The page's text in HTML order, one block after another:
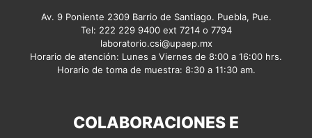
Av. 9 Poniente 2309 Barrio de Santiago. Puebla, Pue.
Tel: 222 229 9400 ext 7214 o 7794
laboratorio.csi@upaep.mx
Horario de atención: Lunes a Viernes de 8:00 a 16:00 hrs.
Horario de toma de muestra: 8:30 a 11:30 am.
COLABORACIONES E